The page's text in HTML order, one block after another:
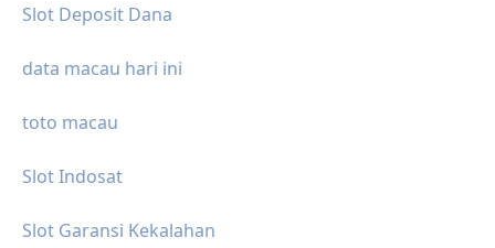
Slot Deposit Dana
data macau hari ini
toto macau
Slot Indosat
Slot Garansi Kekalahan